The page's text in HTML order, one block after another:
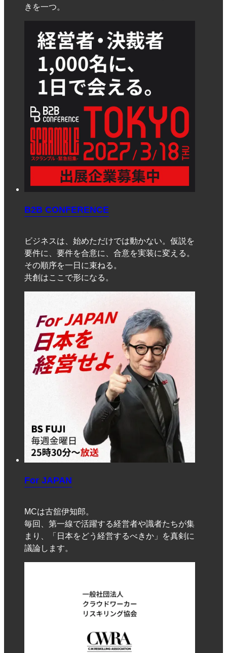
きを一つ。
B2B CONFERENCE
ビジネスは、始めただけでは動かない。仮説を
要件に、要件を合意に、合意を実装に変える。
その順序を一日に束ねる。
共創はここで形になる。
For JAPAN
MCは古舘伊知郎。
毎回、第一線で活躍する経営者や識者たちが集
まり、「日本をどう経営するべきか」を真剣に
議論します。